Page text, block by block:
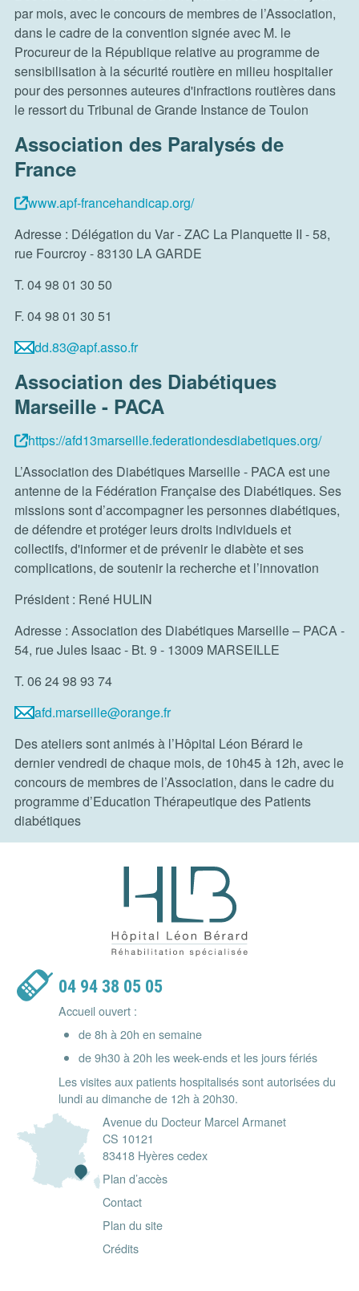
par mois, avec le concours de membres de l’Association,
dans le cadre de la convention signée avec M. le
Procureur de la République relative au programme de
sensibilisation à la sécurité routière en milieu hospitalier
pour des personnes auteures d'infractions routières dans
le ressort du Tribunal de Grande Instance de Toulon
Association des Paralysés de
France
www.apf-francehandicap.org/
Adresse : Délégation du Var - ZAC La Planquette II - 58,
rue Fourcroy - 83130 LA GARDE
T. 04 98 01 30 50
F. 04 98 01 30 51
dd.83@apf.asso.fr
Association des Diabétiques
Marseille - PACA
https://afd13marseille.federationdesdiabetiques.org/
L’Association des Diabétiques Marseille - PACA est une
antenne de la Fédération Française des Diabétiques. Ses
missions sont d’accompagner les personnes diabétiques,
de défendre et protéger leurs droits individuels et
collectifs, d'informer et de prévenir le diabète et ses
complications, de soutenir la recherche et l’innovation
Président : René HULIN
Adresse : Association des Diabétiques Marseille – PACA -
54, rue Jules Isaac - Bt. 9 - 13009 MARSEILLE
T. 06 24 98 93 74
afd.marseille@orange.fr
Des ateliers sont animés à l’Hôpital Léon Bérard le
dernier vendredi de chaque mois, de 10h45 à 12h, avec le
concours de membres de l’Association, dans le cadre du
programme d’Education Thérapeutique des Patients
diabétiques
Hôpital Léon Bérard -
04 94 38 05 05
Accueil ouvert :
de 8h à 20h en semaine
de 9h30 à 20h les week-ends et les jours fériés
Les visites aux patients hospitalisés sont autorisées du
lundi au dimanche de 12h à 20h30.
Avenue du Docteur Marcel Armanet
CS 10121
83418 Hyères cedex
Plan d’accès
Contact
Plan du site
Crédits